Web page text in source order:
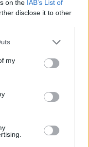
on the IAB’s List of
disclose it to other
one or more Google
You may click to
third-party tags to
in below Google
my
DINNYE